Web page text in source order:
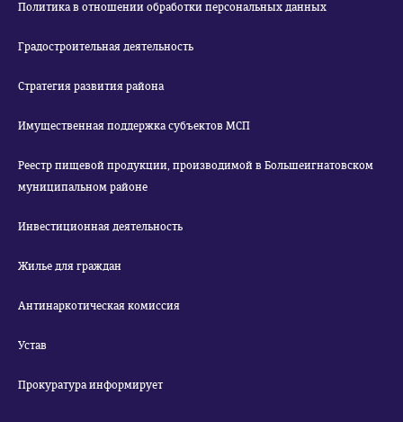
Политика в отношении обработки персональных данных
Градостроительная деятельность
Стратегия развития района
Имущественная поддержка субъектов МСП
Реестр пищевой продукции, производимой в Большеигнатовском
муниципальном районе
Инвестиционная деятельность
Жилье для граждан
Антинаркотическая комиссия
Устав
Прокуратура информирует